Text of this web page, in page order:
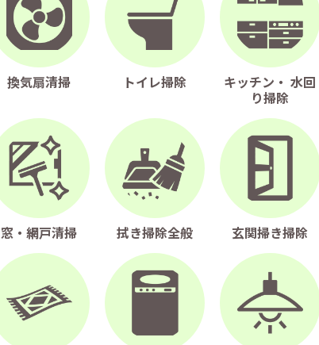
換気扇清掃 トイレ掃除
キッチン・ 水回
り掃除
窓・網戸清掃 拭き掃除全般 玄関掃き掃除